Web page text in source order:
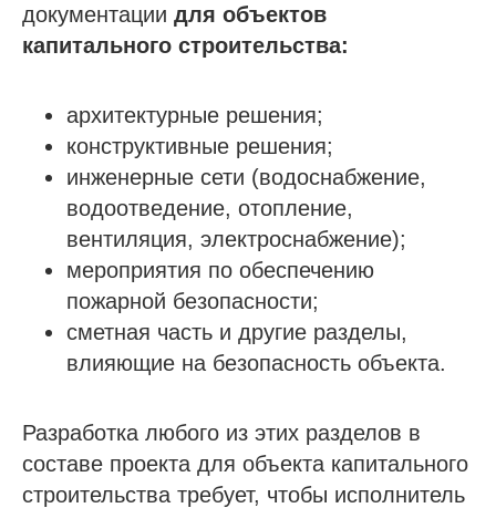
документации для объектов
капитального строительства:
архитектурные решения;
конструктивные решения;
инженерные сети (водоснабжение,
водоотведение, отопление,
вентиляция, электроснабжение);
мероприятия по обеспечению
пожарной безопасности;
сметная часть и другие разделы,
влияющие на безопасность объекта.
Разработка любого из этих разделов в
составе проекта для объекта капитального
строительства требует, чтобы исполнитель